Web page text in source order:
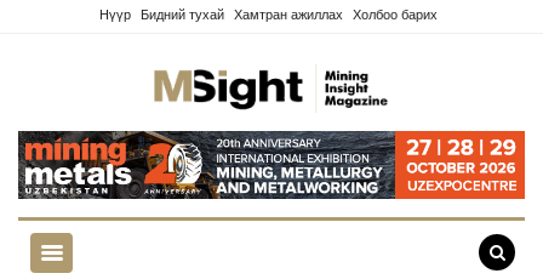
Нүүр Бидний тухай Хамтран ажиллах Холбоо барих